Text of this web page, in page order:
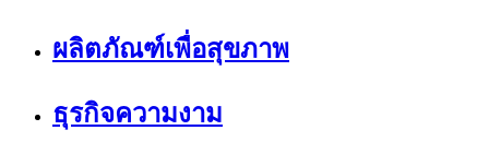
ผลิตภัณฑ์เพื่อสุขภาพ
ธุรกิจความงาม